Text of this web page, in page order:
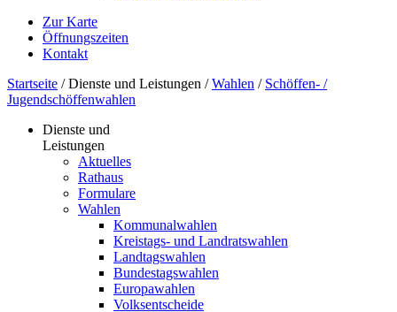
Zur Karte
Öffnungszeiten
Kontakt
Startseite /Dienste und Leistungen /Wahlen / Schöffen- /
Jugendschöffenwahlen
Dienste und
Leistungen
Aktuelles
Rathaus
Formulare
Wahlen
Kommunalwahlen
Kreistags- und Landratswahlen
Landtagswahlen
Bundestagswahlen
Europawahlen
Volksentscheide